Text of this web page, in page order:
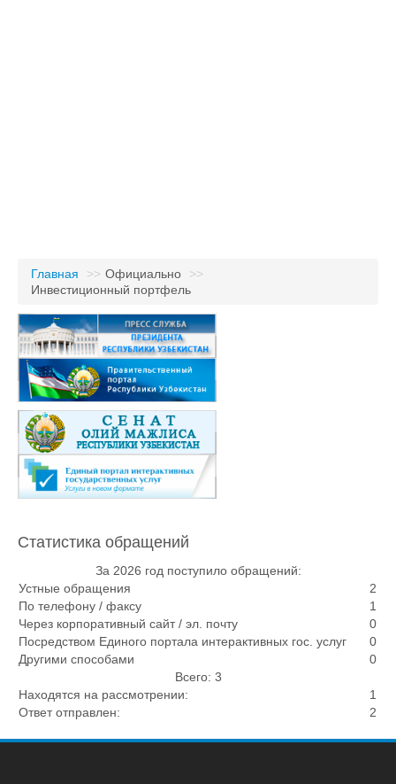
Главная >> Официально
>>
Инвестиционный портфель
Статистика обращений
За 2026 год поступило обращений:
Устные обращения
2
По телефону / факсу
1
Через корпоративный сайт / эл. почту
0
Посредством Единого портала интерактивных гос. услуг
0
Другими способами
0
Всего: 3
Находятся на рассмотрении:
1
Ответ отправлен:
2